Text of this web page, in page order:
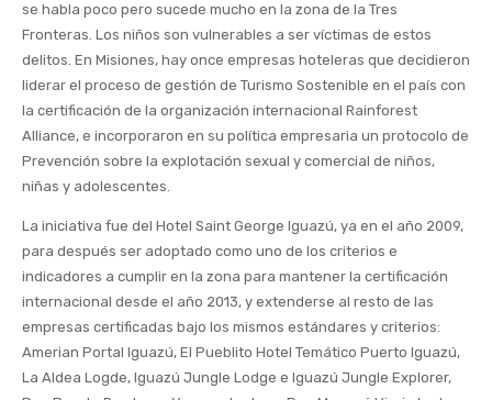
se habla poco pero sucede mucho en la zona de la Tres
Fronteras. Los niños son vulnerables a ser víctimas de estos
delitos. En Misiones, hay once empresas hoteleras que decidieron
liderar el proceso de gestión de Turismo Sostenible en el país con
la certificación de la organización internacional Rainforest
Alliance, e incorporaron en su política empresaria un protocolo de
Prevención sobre la explotación sexual y comercial de niños,
niñas y adolescentes.
La iniciativa fue del Hotel Saint George Iguazú, ya en el año 2009,
para después ser adoptado como uno de los criterios e
indicadores a cumplir en la zona para mantener la certificación
internacional desde el año 2013, y extenderse al resto de las
empresas certificadas bajo los mismos estándares y criterios:
Amerian Portal Iguazú, El Pueblito Hotel Temático Puerto Iguazú,
La Aldea Logde, Iguazú Jungle Lodge e Iguazú Jungle Explorer,